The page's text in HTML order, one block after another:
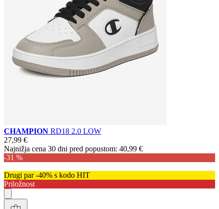
CHAMPION RD18 2.0 LOW
27,99 €
Najnižja cena 30 dni pred popustom: 40,99 €
-31 %
Drugi par -40% s kodo HIT
Priložnost